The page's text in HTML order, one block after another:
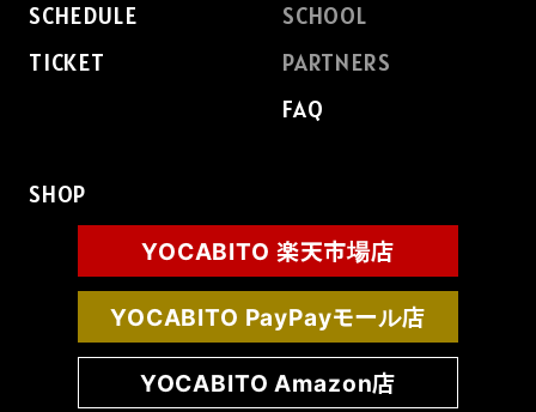
SCHEDULE
TICKET
SCHOOL
PARTNERS
FAQ
SHOP
YOCABITO 楽天市場店
YOCABITO PayPayモール店
YOCABITO Amazon店